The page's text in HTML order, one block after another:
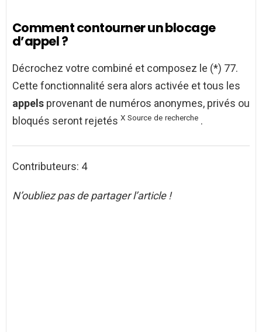
Comment contourner un blocage
d’appel ?
Décrochez votre combiné et composez le (*) 77.
Cette fonctionnalité sera alors activée et tous les
appels provenant de numéros anonymes, privés ou
bloqués seront rejetés X Source de recherche .
Contributeurs: 4
N’oubliez pas de partager l’article !